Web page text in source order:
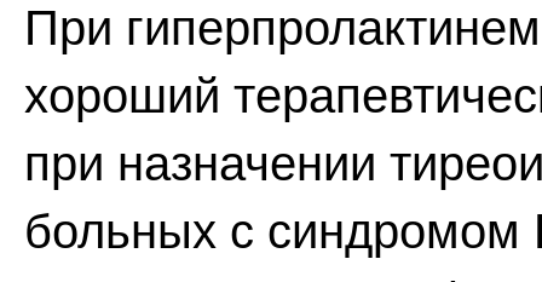
При
хороший
при назначении
больных с синдромом